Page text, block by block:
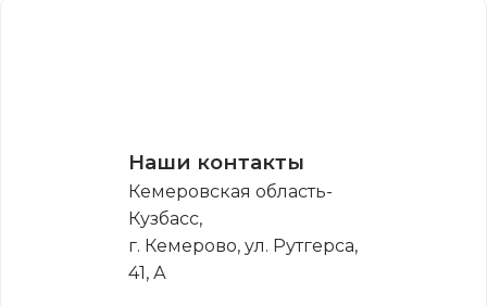
Наши контакты
Кемеровская область-
Кузбасс,
г. Кемерово, ул. Рутгерса,
41, А